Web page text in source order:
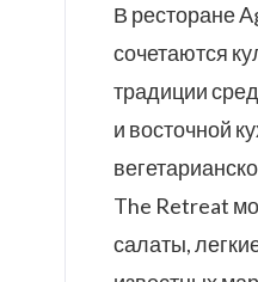
В ресторане
сочетаются
традиции
и восточной
The Retreat
салаты,